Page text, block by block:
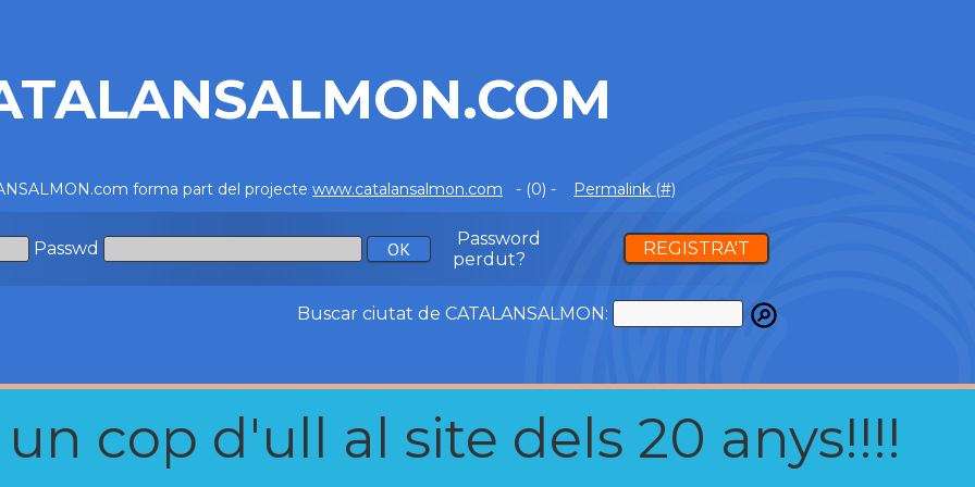
forma part del projecte www.catalansalmon.com - (0) - Permalink (#)
Passwd
Password
perdut?
REGISTRA'T
Buscar ciutat de CATALANSALMON:
cop d'ull al site dels 20 anys!!!!